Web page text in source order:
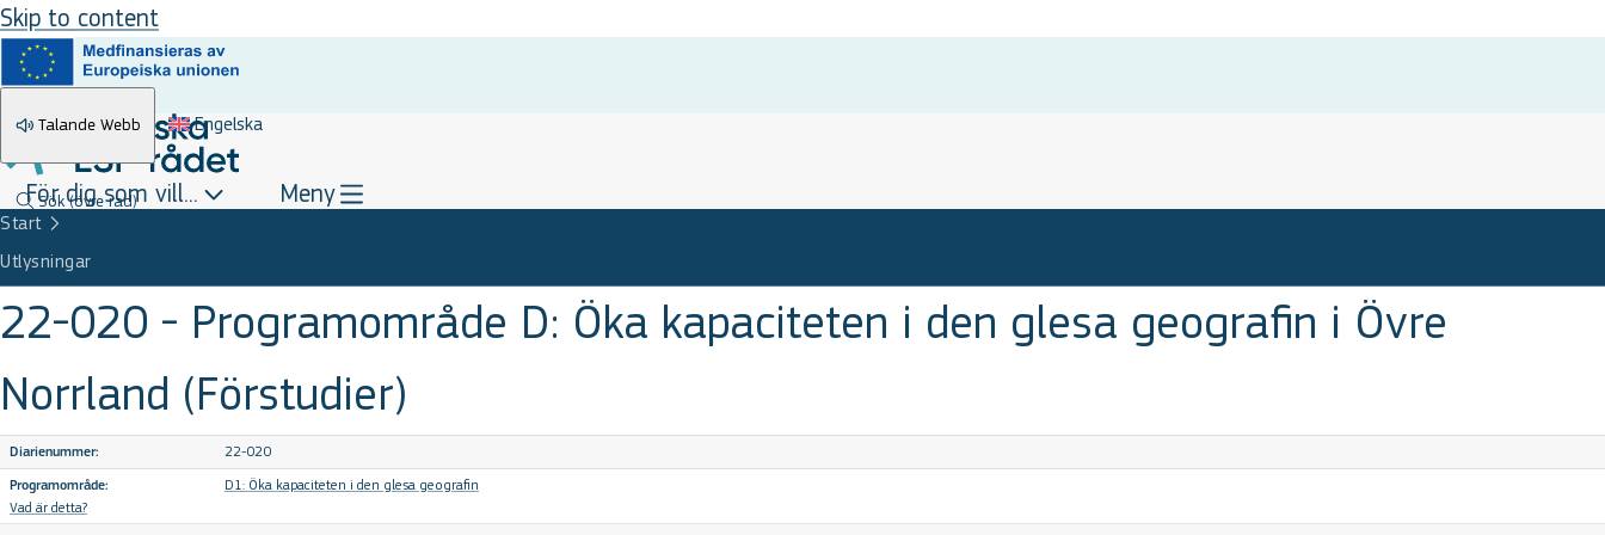
Skip to content
Talande Webb Engelska
Sök(övre rad)
För dig som vill... Meny
Start
Utlysningar
22-020 - Programområde D: Öka kapaciteten i den glesa geografin i Övre
Norrland (Förstudier)
Diarienummer: 22-020
Programområde:
Vad är detta?
D1: Öka kapaciteten i den glesa geografin